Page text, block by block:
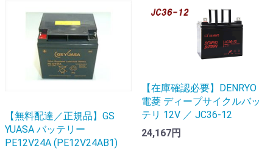
【無料配達／正規品】GS
YUASA バッテリー
PE12V24A (PE12V24AB1)
【在庫確認必要】DENRYO
電菱 ディープサイクルバッ
テリ 12V ／ JC36-12
24,167円